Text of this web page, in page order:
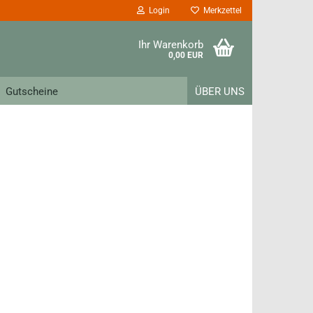
Login Merkzettel
Ihr Warenkorb
0,00 EUR
Gutscheine ÜBER UNS